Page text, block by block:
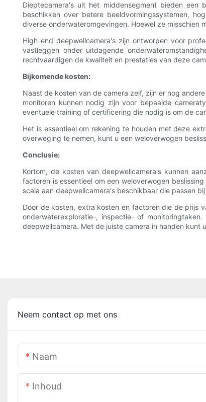
Dieptecamera's uit het middensegment bieden een
beschikken over betere beeldvormingssystemen,
diverse onderwateromgevingen. Hoewel ze misschien
High-end deepwellcamera's zijn ontworpen voor
vastleggen onder uitdagende
rechtvaardigen de kwaliteit en prestaties van deze
Bijkomende kosten:
Naast de kosten van de camera zelf, zijn er nog
monitoren kunnen nodig zijn voor bepaalde
eventuele training of certificering die nodig is om de
Het is essentieel om rekening te houden met deze
overweging te nemen, kunt u een weloverwogen
Conclusie:
Kortom, de kosten van deepwellcamera's kunnen
factoren is essentieel om een ​​weloverwogen
scala aan deepwellcamera's beschikbaar die passen
Door de kosten, extra kosten en factoren die de prijs
onderwaterexploratie-, inspectie- of
deepwellcamera. Met de juiste camera in handen
Neem contact op met ons
Naam
Inhoud